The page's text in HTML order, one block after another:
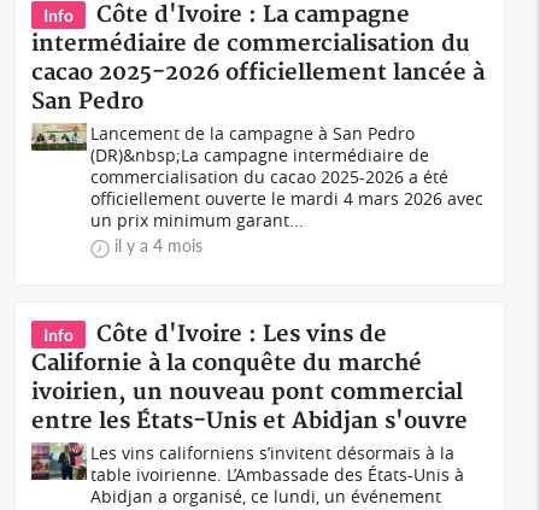
Info
Côte d'Ivoire : La campagne
intermédiaire de commercialisation du
cacao 2025-2026 officiellement lancée à
San Pedro
Lancement de la campagne à San Pedro
(DR)&nbsp;La campagne intermédiaire de
commercialisation du cacao 2025-2026 a été
officiellement ouverte le mardi 4 mars 2026 avec
un prix minimum garant...
il y a 4 mois
Info
Côte d'Ivoire : Les vins de
Californie à la conquête du marché
ivoirien, un nouveau pont commercial
entre les États-Unis et Abidjan s'ouvre
Les vins californiens s’invitent désormais à la
table ivoirienne. L’Ambassade des États-Unis à
Abidjan a organisé, ce lundi, un événement